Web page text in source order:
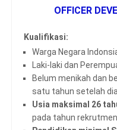
OFFICER
Kualifikasi:
Warga Negara
Laki-laki dan
Belum menikah dan
satu tahun setelah
Usia maksimal 26
pada tahun